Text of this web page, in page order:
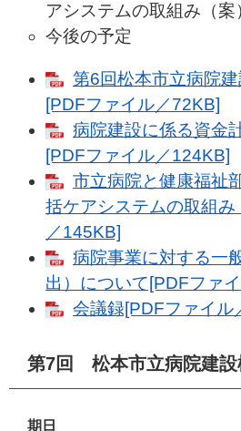
アシステムの取組み（案
今後の予定
第6回松本市立病院
[PDFファイル／72KB]
病院建設に係る資金
[PDFファイル／124KB]
市立病院と健康福祉
括ケアシステムの取組
／145KB]
病院事業に対する一
出）について[PDFファ
会議録[PDFファイル
第7回 松本市立病院建設
期日